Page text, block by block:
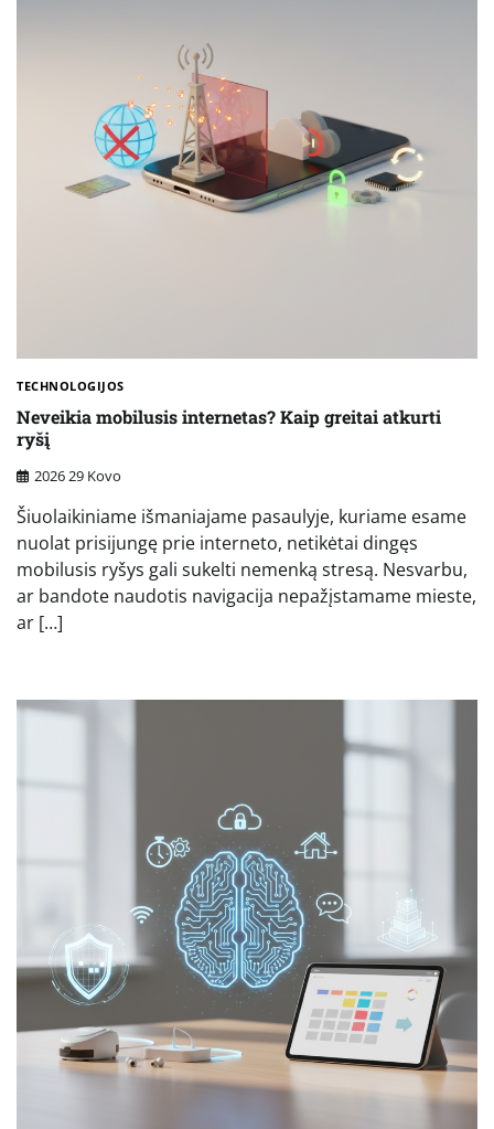
TECHNOLOGIJOS
Neveikia mobilusis internetas? Kaip greitai atkurti
ryšį
2026 29 Kovo
Šiuolaikiniame išmaniajame pasaulyje, kuriame esame
nuolat prisijungę prie interneto, netikėtai dingęs
mobilusis ryšys gali sukelti nemenką stresą. Nesvarbu,
ar bandote naudotis navigacija nepažįstamame mieste,
ar […]